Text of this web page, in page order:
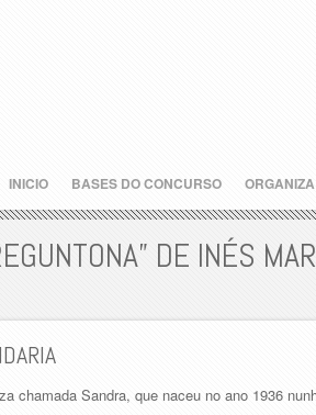
INICIO BASES DO CONCURSO
DE INÉS
chamada Sandra, que naceu no ano 1936